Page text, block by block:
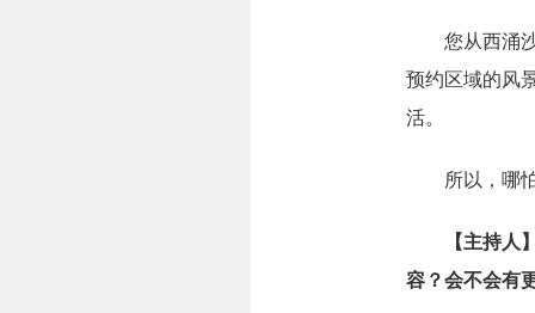
您从西涌沙
预约区域的风
活。
所以，哪怕
【主持人
容？会不会有